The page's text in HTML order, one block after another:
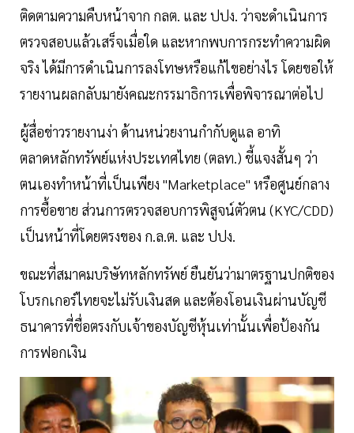
ติดตามความคืบหน้าจาก กลต. และ ปปง. ว่าจะดำเนินการ
ตรวจสอบแล้วเสร็จเมื่อใด และหากพบการกระทำความผิด
จริง ได้มีการดำเนินการลงโทษหรือแก้ไขอย่างไร โดยขอให้
รายงานผลกลับมายังคณะกรรมาธิการเพื่อพิจารณาต่อไป
ผู้สื่อข่าวรายงานง่า ด้านหน่วยงานกำกับดูแล อาทิ
ตลาดหลักทรัพย์แห่งประเทศไทย (ตลท.) ชี้แจงสั้นๆ ว่า
ตนเองทำหน้าที่เป็นเพียง "Marketplace" หรือศูนย์กลาง
การซื้อขาย ส่วนการตรวจสอบการพิสูจน์ตัวตน (KYC/CDD)
เป็นหน้าที่โดยตรงของ ก.ล.ต. และ ปปง.
ขณะที่สมาคมบริษัทหลักทรัพย์ ยืนยันว่ามาตรฐานปกติของ
โบรกเกอร์ไทยจะไม่รับเงินสด และต้องโอนเงินผ่านบัญชี
ธนาคารที่ชื่อตรงกับเจ้าของบัญชีหุ้นเท่านั้นเพื่อป้องกัน
การฟอกเงิน